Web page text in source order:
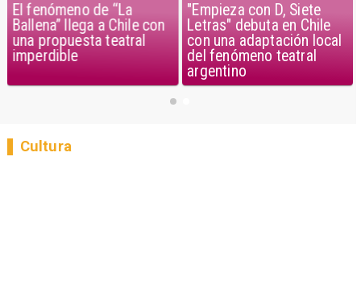
El fenómeno de “La
Ballena” llega a Chile con
una propuesta teatral
imperdible
"Empieza con D, Siete
Letras" debuta en Chile
con una adaptación local
del fenómeno teatral
argentino
Cultura